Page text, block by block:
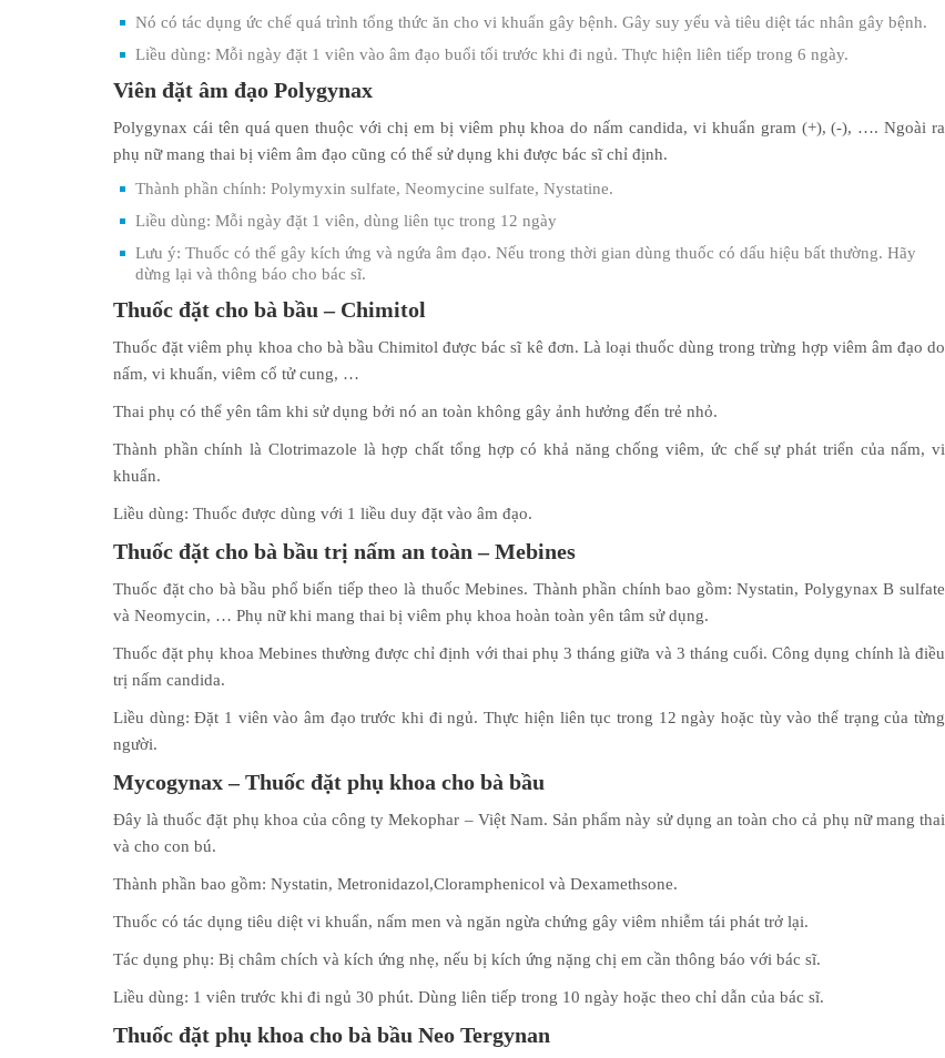
Nó có tác dụng ức chế quá trình tổng thức ăn cho vi khuẩn gây bệnh. Gây suy yếu và tiêu diệt tác nhân gây bệnh.
Liều dùng: Mỗi ngày đặt 1 viên vào âm đạo buổi tối trước khi đi ngủ. Thực hiện liên tiếp trong 6 ngày.
Viên đặt âm đạo Polygynax
Polygynax cái tên quá quen thuộc với chị em bị viêm phụ khoa do nấm candida, vi khuẩn gram (+), (-), …. Ngoài ra
phụ nữ mang thai bị viêm âm đạo cũng có thể sử dụng khi được bác sĩ chỉ định.
Thành phần chính: Polymyxin sulfate, Neomycine sulfate, Nystatine.
Liều dùng: Mỗi ngày đặt 1 viên, dùng liên tục trong 12 ngày
Lưu ý: Thuốc có thể gây kích ứng và ngứa âm đạo. Nếu trong thời gian dùng thuốc có dấu hiệu bất thường. Hãy
dừng lại và thông báo cho bác sĩ.
Thuốc đặt cho bà bầu – Chimitol
Thuốc đặt viêm phụ khoa cho bà bầu Chimitol được bác sĩ kê đơn. Là loại thuốc dùng trong trừng hợp viêm âm đạo do
nấm, vi khuẩn, viêm cổ tử cung, …
Thai phụ có thể yên tâm khi sử dụng bởi nó an toàn không gây ảnh hưởng đến trẻ nhỏ.
Thành phần chính là Clotrimazole là hợp chất tổng hợp có khả năng chống viêm, ức chế sự phát triển của nấm, vi
khuẩn.
Liều dùng: Thuốc được dùng với 1 liều duy đặt vào âm đạo.
Thuốc đặt cho bà bầu trị nấm an toàn – Mebines
Thuốc đặt cho bà bầu phổ biến tiếp theo là thuốc Mebines. Thành phần chính bao gồm: Nystatin, Polygynax B sulfate
và Neomycin, … Phụ nữ khi mang thai bị viêm phụ khoa hoàn toàn yên tâm sử dụng.
Thuốc đặt phụ khoa Mebines thường được chỉ định với thai phụ 3 tháng giữa và 3 tháng cuối. Công dụng chính là điều
trị nấm candida.
Liều dùng: Đặt 1 viên vào âm đạo trước khi đi ngủ. Thực hiện liên tục trong 12 ngày hoặc tùy vào thể trạng của từng
người.
Mycogynax – Thuốc đặt phụ khoa cho bà bầu
Đây là thuốc đặt phụ khoa của công ty Mekophar – Việt Nam. Sản phẩm này sử dụng an toàn cho cả phụ nữ mang thai
và cho con bú.
Thành phần bao gồm: Nystatin, Metronidazol,Cloramphenicol và Dexamethsone.
Thuốc có tác dụng tiêu diệt vi khuẩn, nấm men và ngăn ngừa chứng gây viêm nhiễm tái phát trở lại.
Tác dụng phụ: Bị châm chích và kích ứng nhẹ, nếu bị kích ứng nặng chị em cần thông báo với bác sĩ.
Liều dùng: 1 viên trước khi đi ngủ 30 phút. Dùng liên tiếp trong 10 ngày hoặc theo chỉ dẫn của bác sĩ.
Thuốc đặt phụ khoa cho bà bầu Neo Tergynan